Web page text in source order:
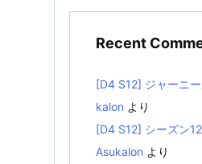
Recent
[D4 S12] ジャーニ
kalon より
[D4 S12] シーズン
Asukalon より